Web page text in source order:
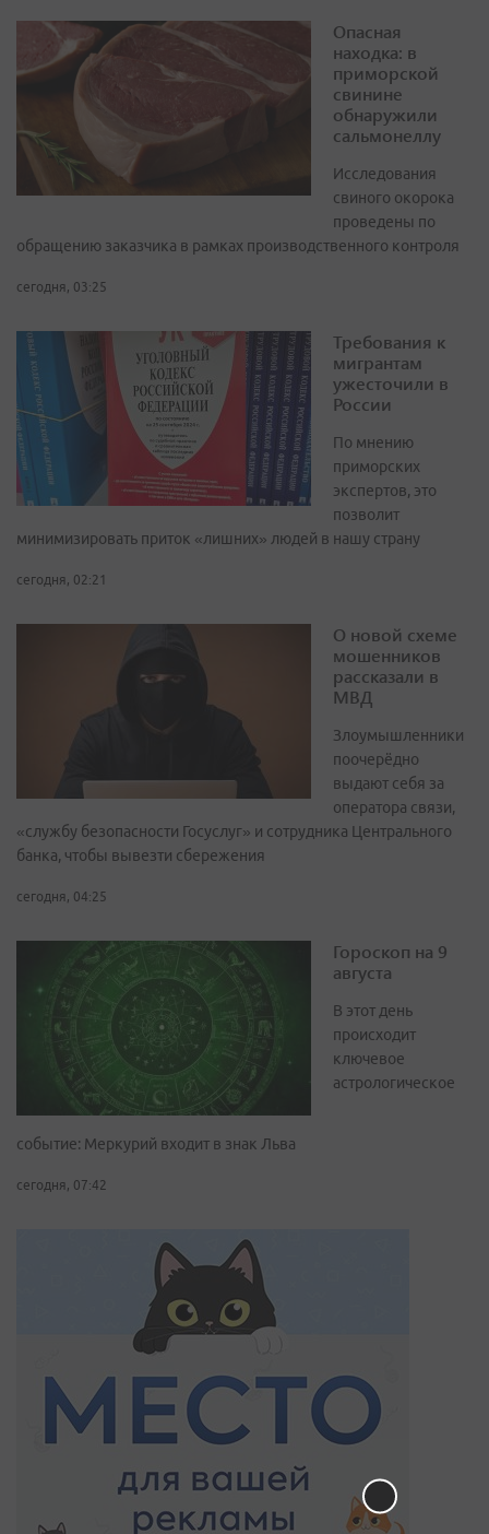
Опасная
находка: в
приморской
свинине
обнаружили
сальмонеллу
Исследования
свиного окорока
проведены по
обращению заказчика в рамках производственного контроля
сегодня, 03:25
Требования к
мигрантам
ужесточили в
России
По мнению
приморских
экспертов, это
позволит
минимизировать приток «лишних» людей в нашу страну
сегодня, 02:21
О новой схеме
мошенников
рассказали в
МВД
Злоумышленники
поочерёдно
выдают себя за
оператора связи,
«службу безопасности Госуслуг» и сотрудника Центрального
банка, чтобы вывезти сбережения
сегодня, 04:25
Гороскоп на 9
августа
В этот день
происходит
ключевое
астрологическое
событие: Меркурий входит в знак Льва
сегодня, 07:42